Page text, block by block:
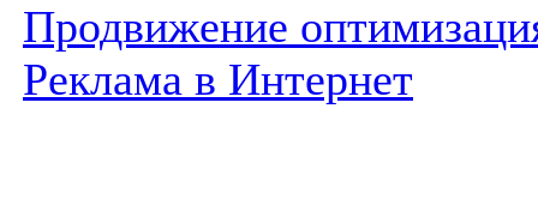
Продвижение
Реклама в Интернет